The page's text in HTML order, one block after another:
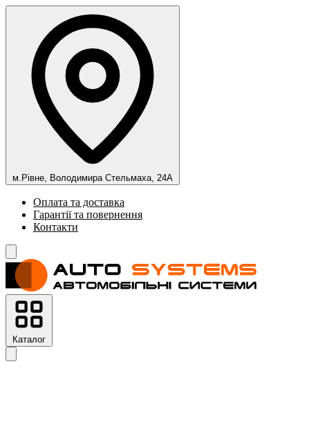
м.Рівне, Володимира Стельмаха, 24А
Оплата та доставка
Гарантії та повернення
Контакти
Каталог